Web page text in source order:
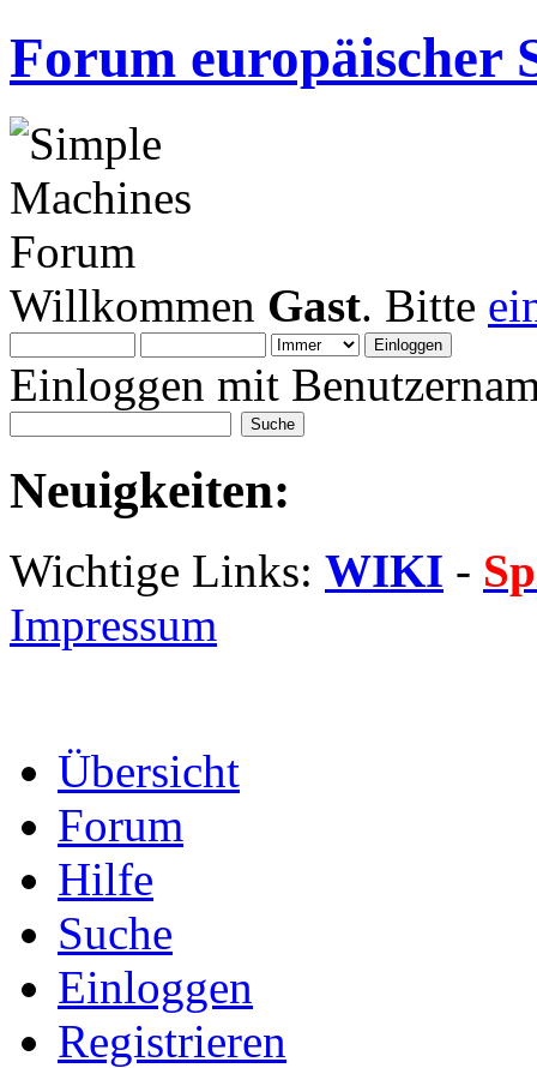
Forum europäischer
Willkommen Gast. Bitte
Einloggen mit
Neuigkeiten:
Wichtige Links: WIKI -
Impressum
Übersicht
Forum
Hilfe
Suche
Einloggen
Registrieren